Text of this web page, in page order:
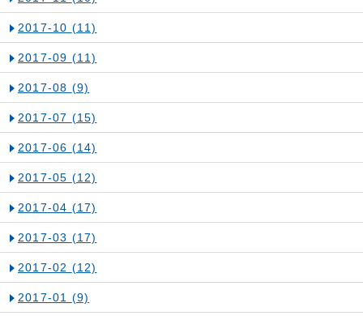
2017-10 (11)
2017-09 (11)
2017-08 (9)
2017-07 (15)
2017-06 (14)
2017-05 (12)
2017-04 (17)
2017-03 (17)
2017-02 (12)
2017-01 (9)